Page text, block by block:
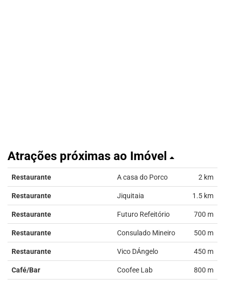
Atrações próximas ao Imóvel
Restaurante A casa do Porco 2 km
Restaurante Jiquitaia 1.5 km
Restaurante Futuro Refeitório 700 m
Restaurante Consulado Mineiro 500 m
Restaurante Vico DÁngelo 450 m
Café/Bar Coofee Lab 800 m